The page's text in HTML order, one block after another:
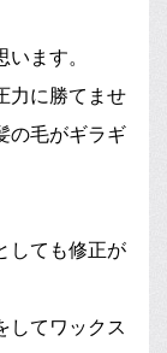
います。
力に勝てませ
の毛がギラギ
しても修正が
してワックス